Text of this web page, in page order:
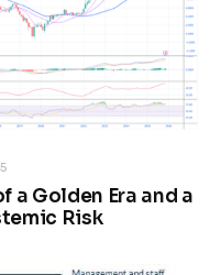
a Golden Era and a
Risk